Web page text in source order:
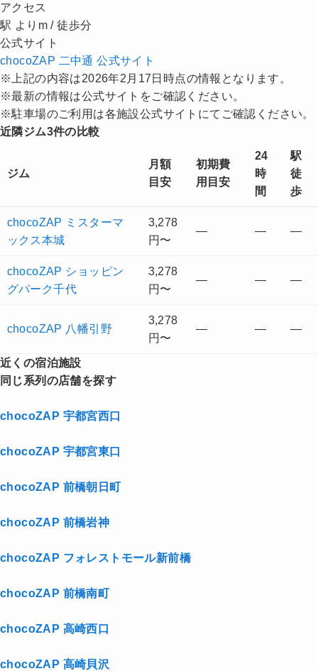
アクセス
駅 よりm / 徒歩分
公式サイト
chocoZAP 二中通 公式サイト
※上記の内容は2026年2月17日時点の情報となります。
※最新の情報は公式サイトをご確認ください。
※駐車場のご利用は各施設公式サイトにてご確認ください。
近隣ジム3件の比較
ジム
月額
目安
初期費
用目安
24
時
間
駅
徒
歩
chocoZAP ミスターマ
ックス本城
3,278
円〜
— — —
chocoZAP ショッピン
グパーク千代
3,278
円〜
— — —
chocoZAP 八幡引野
3,278
円〜
— — —
近くの宿泊施設
同じ系列の店舗を探す
chocoZAP 宇都宮西口
chocoZAP 宇都宮東口
chocoZAP 前橋朝日町
chocoZAP 前橋岩神
chocoZAP フォレストモール新前橋
chocoZAP 前橋南町
chocoZAP 高崎西口
chocoZAP 高崎貝沢